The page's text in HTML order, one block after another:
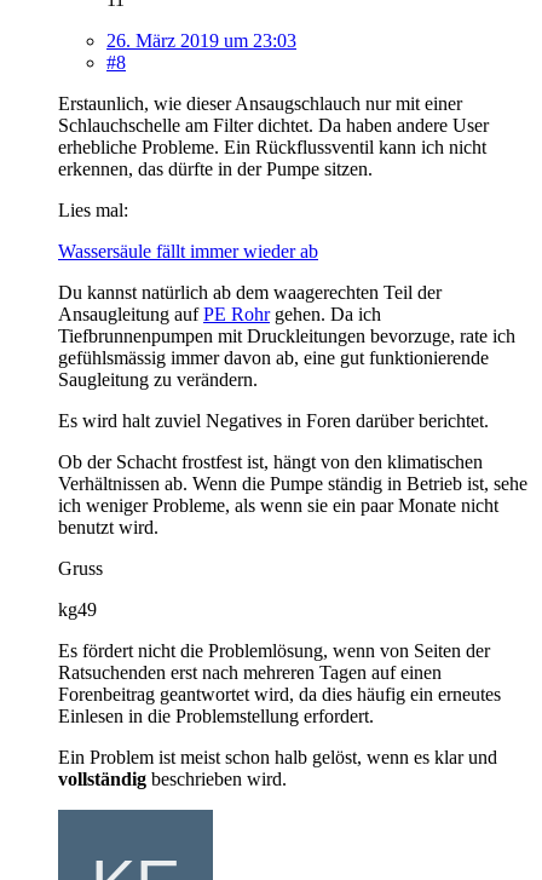
26. März 2019 um 23:03
#8
Erstaunlich, wie dieser Ansaugschlauch nur mit einer
Schlauchschelle am Filter dichtet. Da haben andere User
erhebliche Probleme. Ein Rückflussventil kann ich nicht
erkennen, das dürfte in der Pumpe sitzen.
Lies mal:
Wassersäule fällt immer wieder ab
Du kannst natürlich ab dem waagerechten Teil der
Ansaugleitung aufPE Rohrgehen. Da ich
Tiefbrunnenpumpen mit Druckleitungen bevorzuge, rate ich
gefühlsmässig immer davon ab, eine gut funktionierende
Saugleitung zu verändern.
Es wird halt zuviel Negatives in Foren darüber berichtet.
Ob der Schacht frostfest ist, hängt von den klimatischen
Verhältnissen ab. Wenn die Pumpe ständig in Betrieb ist, sehe
ich weniger Probleme, als wenn sie ein paar Monate nicht
benutzt wird.
Gruss
kg49
Es fördert nicht die Problemlösung, wenn von Seiten der
Ratsuchenden erst nach mehreren Tagen auf einen
Forenbeitrag geantwortet wird, da dies häufig ein erneutes
Einlesen in die Problemstellung erfordert.
Ein Problem ist meist schon halb gelöst, wenn es klar und
vollständig beschrieben wird.